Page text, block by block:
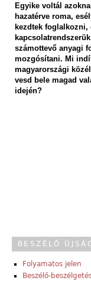
Egyike voltál
hazatérve roma,
kezdtek foglalkozni,
számottevő anyagi
mozgósítani. Mi
magyarországi
vesd bele magad
idején?
BESZÉLŐ
Folyamatos jelen
Beszélő-